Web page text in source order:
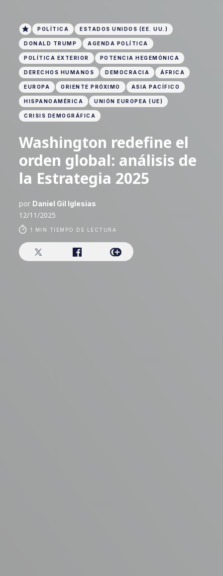
POLÍTICA ESTADOS UNIDOS (EE. UU.)
DONALD TRUMP AGENDA POLÍTICA
POLÍTICA EXTERIOR POTENCIA HEGEMÓNICA
DERECHOS HUMANOS DEMOCRACIA ÁFRICA
EUROPA ORIENTE PRÓXIMO ASIA PACÍFICO
HISPANOAMÉRICA UNIÓN EUROPEA (UE)
CRISIS DEMOGRÁFICA
Washington redefine el
orden global: análisis de
la Estrategia 2025
por Daniel Gil Iglesias
12/11/2025
1 MIN TIEMPO DE LECTURA